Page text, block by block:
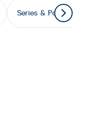
Series & Podcast